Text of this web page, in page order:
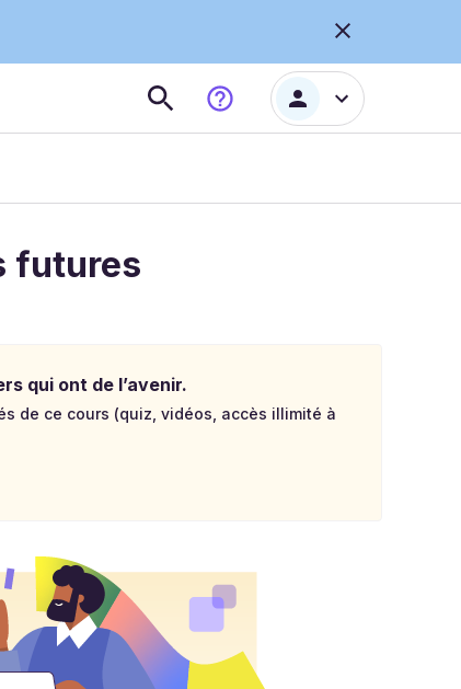
futures
qui ont de l’avenir.
de ce cours (quiz, vidéos, accès illimité à